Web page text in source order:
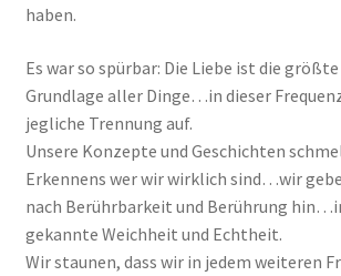
haben.
Es war so spürbar: Die Liebe ist die
Grundlage aller Dinge…in dieser
jegliche Trennung auf.
Unsere Konzepte und Geschichten
Erkennens wer wir wirklich sind…wir
nach Berührbarkeit und Berührung
gekannte Weichheit und Echtheit.
Wir staunen, dass wir in jedem weiteren